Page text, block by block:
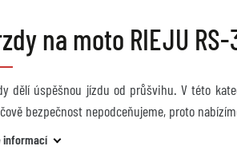
na moto RIEJU RS-
dělí úspěšnou jízdu od průšvihu. V této
bezpečnost nepodceňujeme, proto
informací